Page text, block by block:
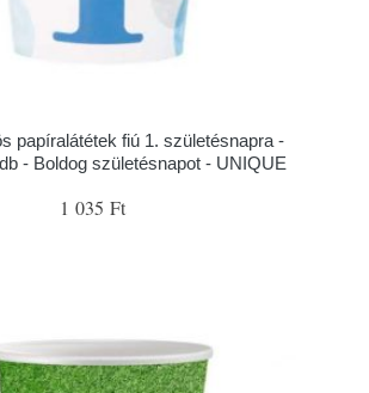
papíralátétek fiú 1. születésnapra -
- Boldog születésnapot - UNIQUE
1 035 Ft